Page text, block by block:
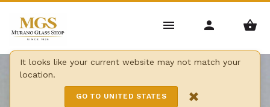
It looks like your current website may not match your
location.
GO TO UNITED STATES ×
Home / Espejos
Partes y piezas de repuesto para los espejos